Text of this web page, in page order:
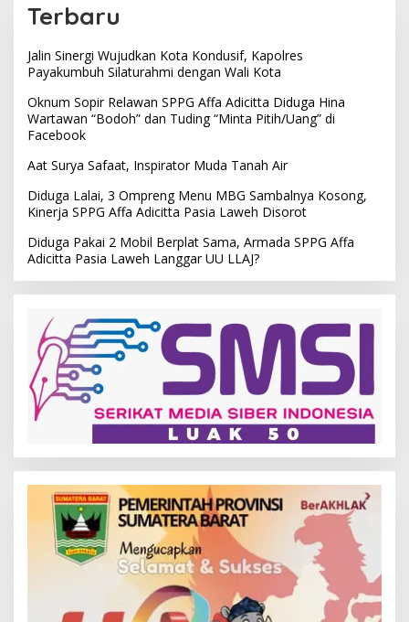
Terbaru
Jalin Sinergi Wujudkan Kota Kondusif, Kapolres
Payakumbuh Silaturahmi dengan Wali Kota
Oknum Sopir Relawan SPPG Affa Adicitta Diduga Hina
Wartawan “Bodoh” dan Tuding “Minta Pitih/Uang” di
Facebook
Aat Surya Safaat, Inspirator Muda Tanah Air
Diduga Lalai, 3 Ompreng Menu MBG Sambalnya Kosong,
Kinerja SPPG Affa Adicitta Pasia Laweh Disorot
Diduga Pakai 2 Mobil Berplat Sama, Armada SPPG Affa
Adicitta Pasia Laweh Langgar UU LLAJ?